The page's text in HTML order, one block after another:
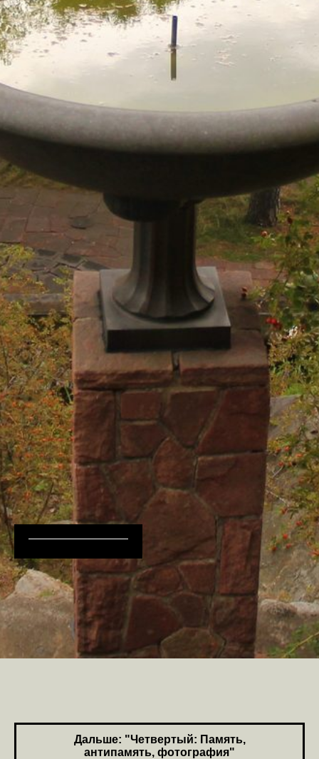
Дальше: "Четвертый: Память,
антипамять, фотография"